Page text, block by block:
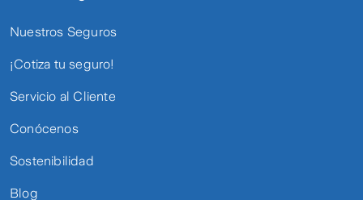
Nuestros Seguros
¡Cotiza tu seguro!
Servicio al Cliente
Conócenos
Sostenibilidad
Blog